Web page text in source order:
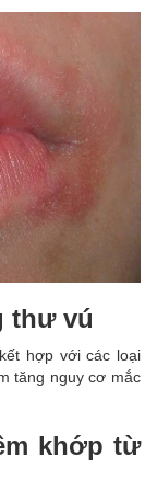
thư vú
hợp với các loại
tăng nguy cơ mắc
khớp từ